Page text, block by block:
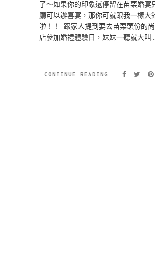
了～如果你的印象還停留在苗栗婚宴
廳可以辦喜宴，那你可就跟我一樣大
啦！！ 跟家人提到要去苗栗頭份的
店參加婚禮體驗日，妹妹一聽就大叫
CONTINUE READING